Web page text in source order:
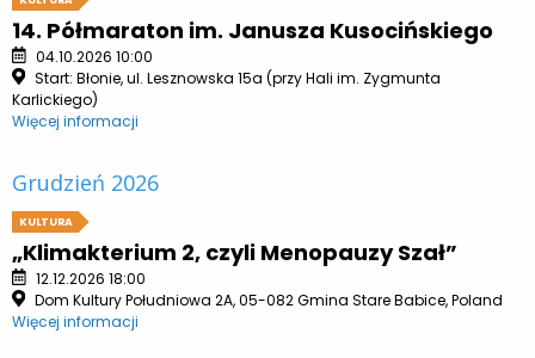
14. Półmaraton im. Janusza Kusocińskiego
04.10.2026 10:00
Start: Błonie, ul. Lesznowska 15a (przy Hali im. Zygmunta
Karlickiego)
Więcej informacji
Grudzień 2026
KULTURA
„Klimakterium 2, czyli Menopauzy Szał”
12.12.2026 18:00
Dom Kultury Południowa 2A, 05-082 Gmina Stare Babice, Poland
Więcej informacji